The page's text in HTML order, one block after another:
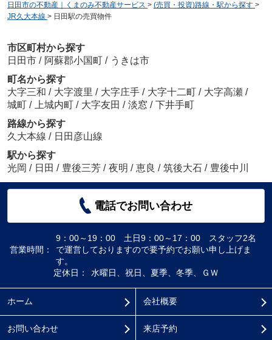
日田市の不動産｜くまのみ不動産サービス > (売買・投資)路線・駅から探す >
JR久大本線 > 日田駅の売買物件
市区町村から探す
日田市 / 阿蘇郡小国町 / うきは市
町名から探す
大字三和 / 大字渡里 / 大字庄手 / 大字十二町 / 大字高瀬 /
城町 / 上城内町 / 大字友田 / 淡窓 / 下井手町
路線から探す
久大本線 / 日田彦山線
駅から探す
光岡 / 日田 / 豊後三芳 / 夜明 / 恵良 / 筑後大石 / 豊後中川
電話でお問い合わせ
営業時間：
9：00～19：00 土日9：00～17：00 スタッフ2名
で運営しておりますので要予約でお願い申し上げま
す。
定休日：
水曜日、祝日、夏季、冬季、ＧＷ
ホーム 会社概要
お問い合わせ 来店予約